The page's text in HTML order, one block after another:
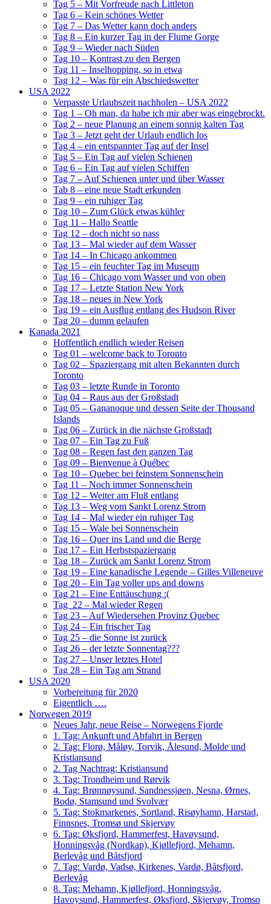
Tag 5 – Mit Vorfreude nach Littleton
Tag 6 – Kein schönes Wetter
Tag 7 – Das Wetter kann doch anders
Tag 8 – Ein kurzer Tag in der Flume Gorge
Tag 9 – Wieder nach Süden
Tag 10 – Kontrast zu den Bergen
Tag 11 – Inselhopping, so in etwa
Tag 12 – Was für ein Abschiedswetter
USA 2022
Verpasste Urlaubszeit nachholen – USA 2022
Tag 1 – Oh man, da habe ich mir aber was eingebrockt.
Tag 2 – neue Planung an einem sonnig kalten Tag
Tag 3 – Jetzt geht der Urlaub endlich los
Tag 4 – ein entspannter Tag auf der Insel
Tag 5 – Ein Tag auf vielen Schienen
Tag 6 – Ein Tag auf vielen Schiffen
Tag 7 – Auf Schienen unter und über Wasser
Tab 8 – eine neue Stadt erkunden
Tag 9 – ein ruhiger Tag
Tag 10 – Zum Glück etwas kühler
Tag 11 – Hallo Seattle
Tag 12 – doch nicht so nass
Tag 13 – Mal wieder auf dem Wasser
Tag 14 – In Chicago ankommen
Tag 15 – ein feuchter Tag im Museum
Tag 16 – Chicago vom Wasser und von oben
Tag 17 – Letzte Station New York
Tag 18 – neues in New York
Tag 19 – ein Ausflug entlang des Hudson River
Tag 20 – dumm gelaufen
Kanada 2021
Hoffentlich endlich wieder Reisen
Tag 01 – welcome back to Toronto
Tag 02 – Spaziergang mit alten Bekannten durch
Toronto
Tag 03 – letzte Runde in Toronto
Tag 04 – Raus aus der Großstadt
Tag 05 – Gananoque und dessen Seite der Thousand
Islands
Tag 06 – Zurück in die nächste Großstadt
Tag 07 – Ein Tag zu Fuß
Tag 08 – Regen fast den ganzen Tag
Tag 09 – Bienvenue à Québec
Tag 10 – Quebec bei feinstem Sonnenschein
Tag 11 – Noch immer Sonnenschein
Tag 12 – Weiter am Fluß entlang
Tag 13 – Weg vom Sankt Lorenz Strom
Tag 14 – Mal wieder ein ruhiger Tag
Tag 15 – Wale bei Sonnenschein
Tag 16 – Quer ins Land und die Berge
Tag 17 – Ein Herbstspaziergang
Tag 18 – Zurück am Sankt Lorenz Strom
Tag 19 – Eine kanadische Legende – Gilles Villeneuve
Tag 20 – Ein Tag voller ups and downs
Tag 21 – Eine Enttäuschung :(
Tag 22 – Mal wieder Regen
Tag 23 – Auf Wiedersehen Provinz Quebec
Tag 24 – Ein frischer Tag
Tag 25 – die Sonne ist zurück
Tag 26 – der letzte Sonnentag???
Tag 27 – Unser letztes Hotel
Tag 28 – Ein Tag am Strand
USA 2020
Vorbereitung für 2020
Eigentlich ….
Norwegen 2019
Neues Jahr, neue Reise – Norwegens Fjorde
1. Tag: Ankunft und Abfahrt in Bergen
2. Tag: Florø, Måløy, Torvik, Ålesund, Molde und
Kristiansund
2. Tag Nachtrag: Kristiansund
3. Tag: Trondheim und Rørvik
4. Tag: Brønnøysund, Sandnessjøen, Nesna, Ørnes,
Bodø, Stamsund und Svolvær
5. Tag: Stokmarkenes, Sortland, Risøyhamn, Harstad,
Finnsnes, Tromsø und Skjervøy
6. Tag: Øksfjord, Hammerfest, Havøysund,
Honningsvåg (Nordkap), Kjøllefjord, Mehamn,
Berlevåg und Båtsfjord
7. Tag: Vardø, Vadsø, Kirkenes, Vardø, Båtsfjord,
Berlevåg
8. Tag: Mehamn, Kjøllefjord, Honningsvåg,
Havoysund, Hammerfest, Øksfjord, Skjervøy, Tromso